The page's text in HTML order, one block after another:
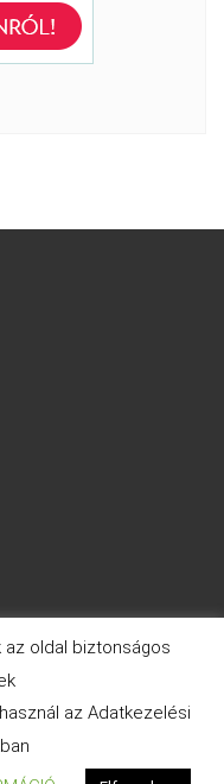
az oldal biztonságos
az Adatkezelési